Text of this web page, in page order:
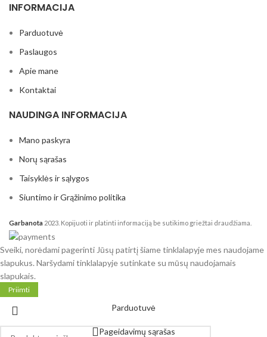
INFORMACIJA
Parduotuvė
Paslaugos
Apie mane
Kontaktai
NAUDINGA INFORMACIJA
Mano paskyra
Norų sąrašas
Taisyklės ir sąlygos
Siuntimo ir Grąžinimo politika
Garbanota 2023. Kopijuoti ir platinti informaciją be sutikimo griežtai draudžiama.
Sveiki, norėdami pagerinti Jūsų patirtį šiame tinklalapyje mes naudojame
slapukus. Naršydami tinklalapyje sutinkate su mūsų naudojamais
slapukais.
Priimti
Parduotuvė
Pageidavimų sąrašas